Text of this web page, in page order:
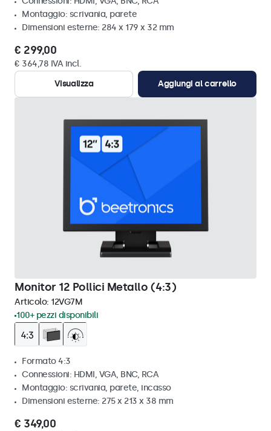
Montaggio: scrivania, parete
Dimensioni esterne: 284 x 179 x 32 mm
€ 299,00
€ 364,78 IVA incl.
Visualizza
Aggiungi al carrello
Monitor 12 Pollici Metallo (4:3)
Articolo: 12VG7M
100+ pezzi disponibili
Formato 4:3
Connessioni: HDMI, VGA, BNC, RCA
Montaggio: scrivania, parete, incasso
Dimensioni esterne: 275 x 213 x 38 mm
€ 349,00